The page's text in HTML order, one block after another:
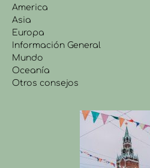
America
Asia
Europa
Información General
Mundo
Oceanía
Otros consejos